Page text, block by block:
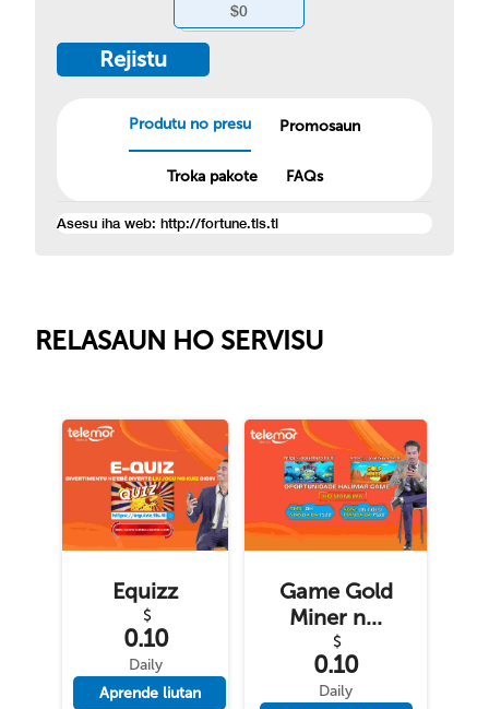
$0
Rejistu
Produtu no presu Promosaun
Troka pakote FAQs
Asesu iha web: http://fortune.tls.tl
RELASAUN HO SERVISU
Equizz
$
0.10
Daily
Aprende liutan
Game Gold
Miner n...
$
0.10
Daily